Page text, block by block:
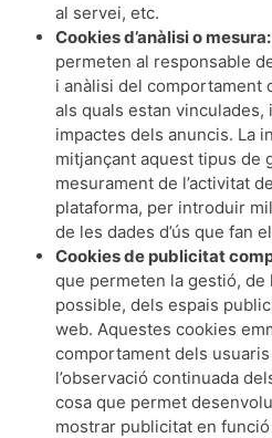
al servei, etc.
Cookies d’anàlisi o mesura:
permeten al responsable
i anàlisi del comportament
als quals estan
impactes dels anuncis. La
mitjançant aquest tipus de
mesurament de l’activitat
plataforma, per introduir
de les dades d’ús que fan
Cookies de publicitat
que permeten la gestió, de
possible, dels espais
web. Aquestes cookies
comportament dels
l’observació continuada
cosa que permet
mostrar publicitat en